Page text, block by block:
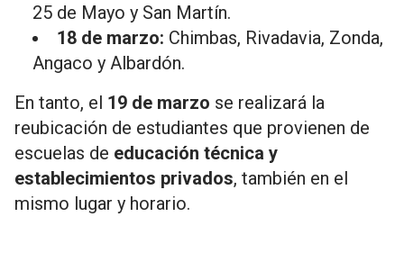
25 de Mayo y San Martín.
18 de marzo: Chimbas, Rivadavia, Zonda,
Angaco y Albardón.
En tanto, el 19 de marzo se realizará la
reubicación de estudiantes que provienen de
escuelas de educación técnica y
establecimientos privados, también en el
mismo lugar y horario.